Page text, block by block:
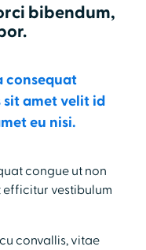
bibendum,
consequat
sit amet velit id
eu nisi.
congue ut non
efficitur vestibulum
convallis, vitae